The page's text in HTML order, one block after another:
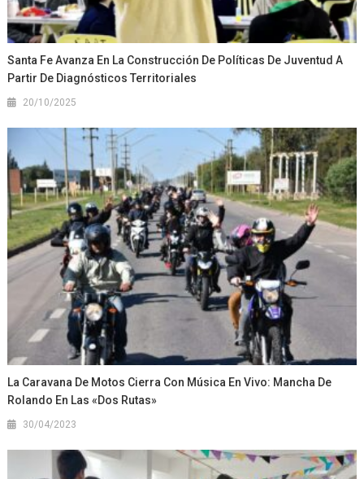
Santa Fe Avanza En La Construcción De Políticas De Juventud A
Partir De Diagnósticos Territoriales
20/10/2025
La Caravana De Motos Cierra Con Música En Vivo: Mancha De
Rolando En Las «Dos Rutas»
30/04/2023